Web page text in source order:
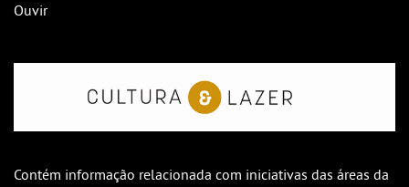
Ouvir
Contém informação relacionada com iniciativas das áreas da